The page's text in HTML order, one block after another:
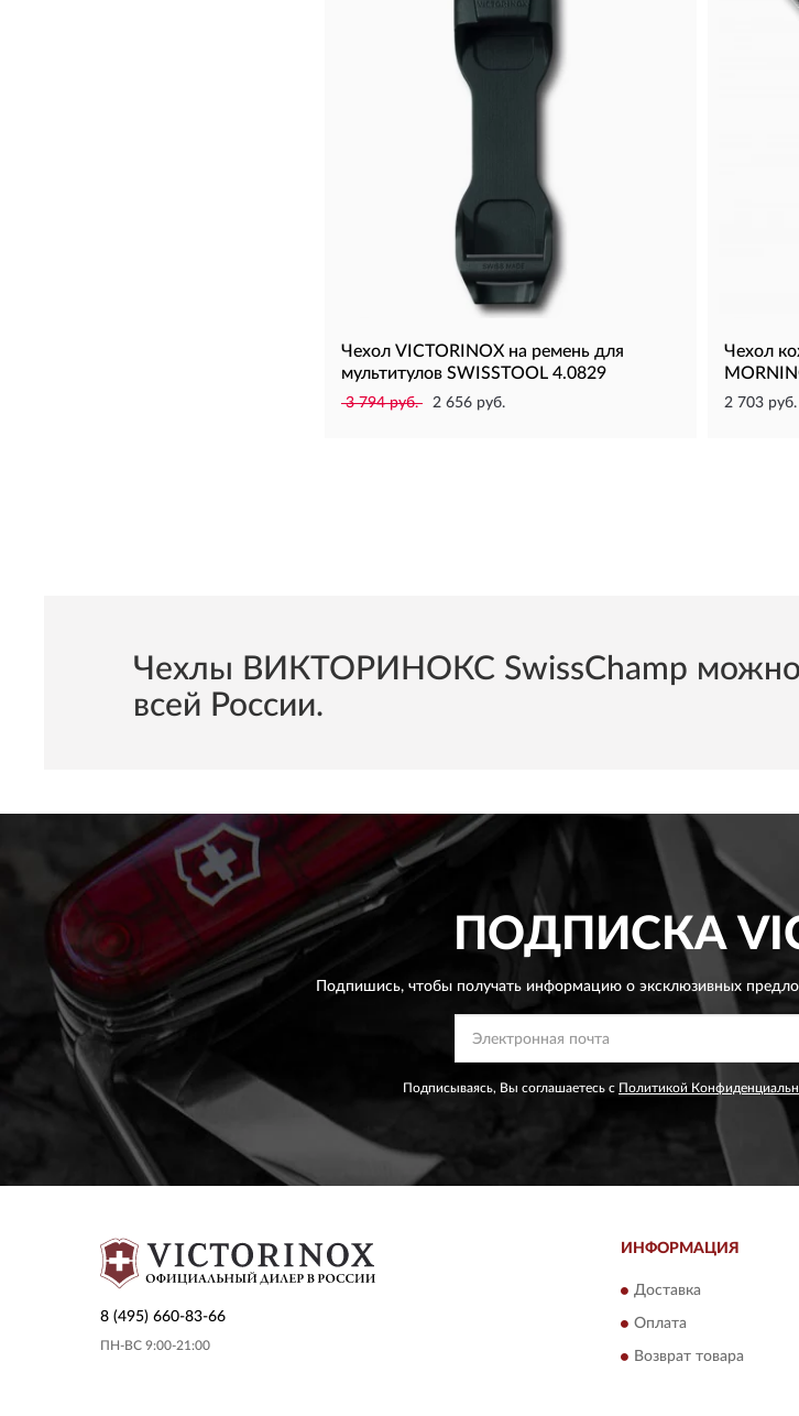
Чехол VICTORINOX на ремень для
мультитулов SWISSTOOL 4.0829
3 794 руб. 2 656 руб.
Чехол
2 703 руб.
Чехлы ВИКТОРИНОКС SwissChamp можно
всей России.
ПОДПИСКА
Подпишись, чтобы получать информацию о эксклюзивных
Подписываясь, Вы соглашаетесь с Политикой
8 (495) 660-83-66
ПН-ВС 9:00-21:00
ИНФОРМАЦИЯ
Доставка
Оплата
Возврат товара